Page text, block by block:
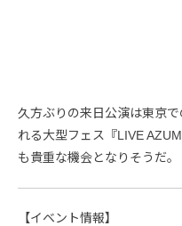
久方ぶりの来日公演は東京
れる大型フェス『LIVE
も貴重な機会となりそうだ。
【イベント情報】